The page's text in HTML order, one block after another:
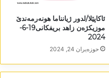
ئاکاپێلا/لدور ژیانناما ھونەرمەندێ
موزیکژەن زاھد بریفکانی19-6-
2024
حوزه‌یران 24, 2024